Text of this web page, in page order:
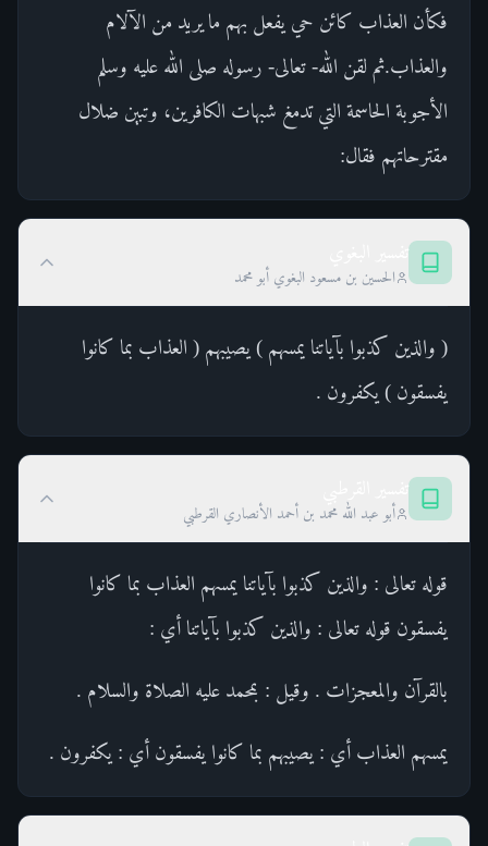
فكأن العذاب كائن حي يفعل بهم ما يريد من الآلام
والعذاب.ثم لقن الله- تعالى- رسوله صلى الله عليه وسلم
الأجوبة الحاسمة التي تدمغ شبهات الكافرين، وتبين ضلال
مقترحاتهم فقال:
الحسين بن مسعود البغوي أبو محمد
( والذين كذبوا بآياتنا يمسهم ) يصيبهم ( العذاب بما كانوا
يفسقون ) يكفرون .
أبو عبد الله محمد بن أحمد الأنصاري القرطبي
قوله تعالى : والذين كذبوا بآياتنا يمسهم العذاب بما كانوا
يفسقون قوله تعالى : والذين كذبوا بآياتنا أي :
بالقرآن والمعجزات . وقيل : بمحمد عليه الصلاة والسلام .
يمسهم العذاب أي : يصيبهم بما كانوا يفسقون أي : يكفرون .